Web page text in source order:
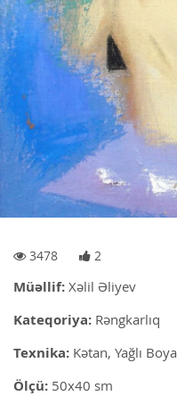
3478 2
Müəllif: Xəlil Əliyev
Kateqoriya: Rəngkarlıq
Texnika: Kətan, Yağlı Boya
Ölçü: 50x40 sm